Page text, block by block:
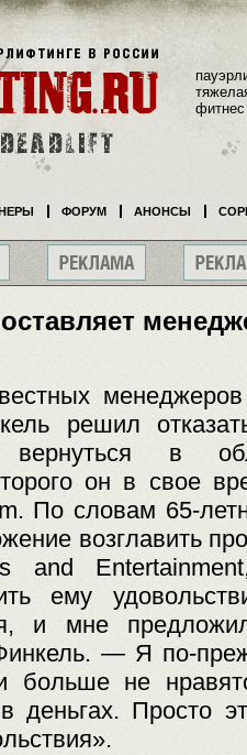
решил
в
он в свое
По словам 65-
возглавить
and
ему
и мне
— Я по-
не
деньгах. Просто
фитнес
ФОРУМ АНОНСЫ